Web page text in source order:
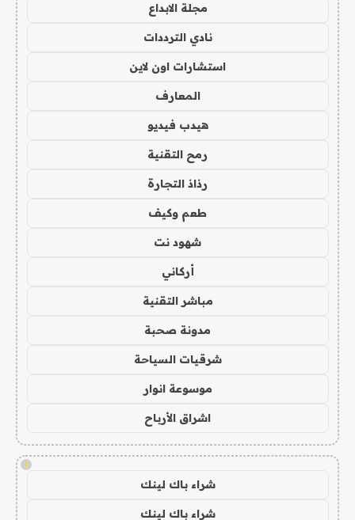
مجلة الابداع
نادي الترددات
استشارات اون لاين
المعارف
هيدب فيديو
رمح التقنية
رذاذ التجارة
طعم وكيف
شهود نت
أركاني
مباشر التقنية
مدونة صحبة
شرقيات السياحة
موسوعة انوار
اشراق الأرباح
!
شراء باك لينك
شراء باك لينك